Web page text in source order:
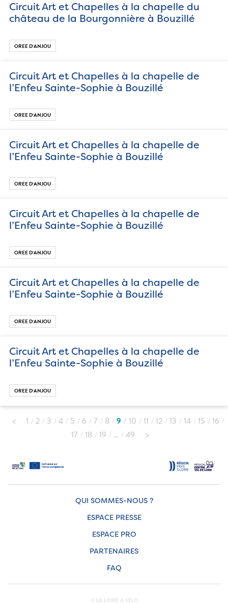
Circuit Art et Chapelles à la chapelle du
château de la Bourgonnière à Bouzillé
OREE D‘ANJOU
Circuit Art et Chapelles à la chapelle de
l’Enfeu Sainte-Sophie à Bouzillé
OREE D‘ANJOU
Circuit Art et Chapelles à la chapelle de
l’Enfeu Sainte-Sophie à Bouzillé
OREE D‘ANJOU
Circuit Art et Chapelles à la chapelle de
l’Enfeu Sainte-Sophie à Bouzillé
OREE D‘ANJOU
Circuit Art et Chapelles à la chapelle de
l’Enfeu Sainte-Sophie à Bouzillé
OREE D‘ANJOU
Circuit Art et Chapelles à la chapelle de
l’Enfeu Sainte-Sophie à Bouzillé
OREE D‘ANJOU
1 2 3 4 5 6 7 8 9 10 11 12 13 14 15
16
17
18 19 … 49
QUI SOMMES-NOUS ?
ESPACE PRESSE
ESPACE PRO
PARTENAIRES
FAQ
© LA LOIRE À VÉLO